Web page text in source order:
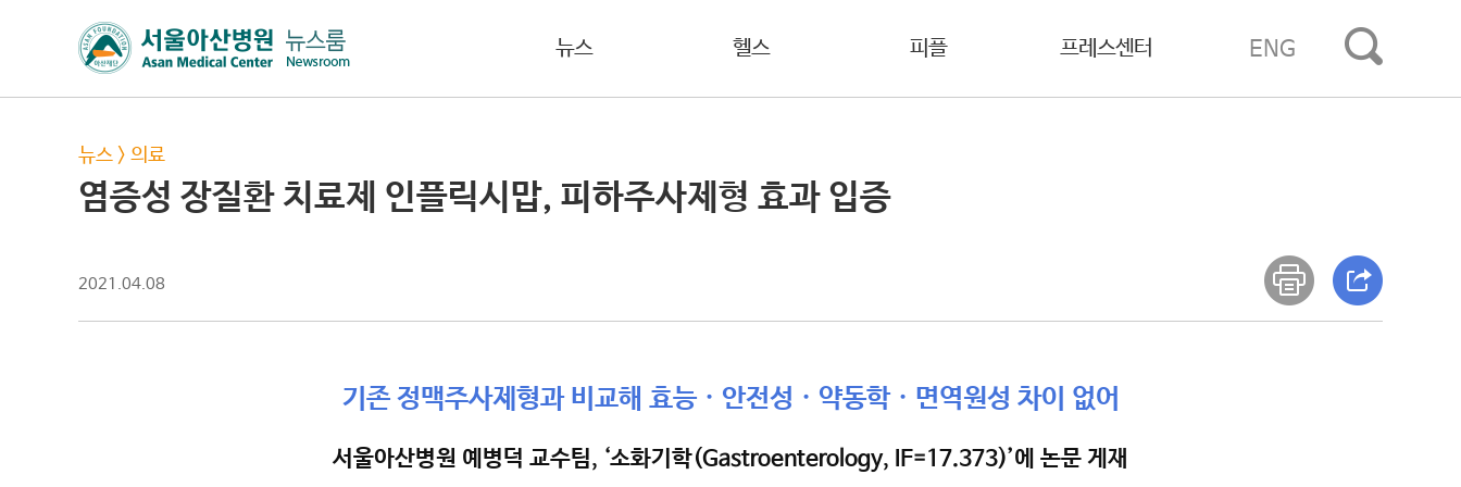
뉴스 헬스 피플 프레스센터 ENG
뉴스 > 의료
염증성 장질환 치료제 인플릭시맙, 피하주사제형 효과 입증
2021.04.08
기존 정맥주사제형과 비교해 효능 · 안전성 · 약동학 · 면역원성 차이 없어
서울아산병원 예병덕 교수팀, ‘소화기학(Gastroenterology, IF=17.373)’에 논문 게재